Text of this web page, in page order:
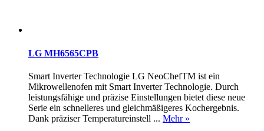
LG MH6565CPB
Smart Inverter Technologie LG NeoChefTM ist ein
Mikrowellenofen mit Smart Inverter Technologie. Durch
leistungsfähige und präzise Einstellungen bietet diese neue
Serie ein schnelleres und gleichmäßigeres Kochergebnis.
Dank präziser Temperatureinstell ... Mehr »